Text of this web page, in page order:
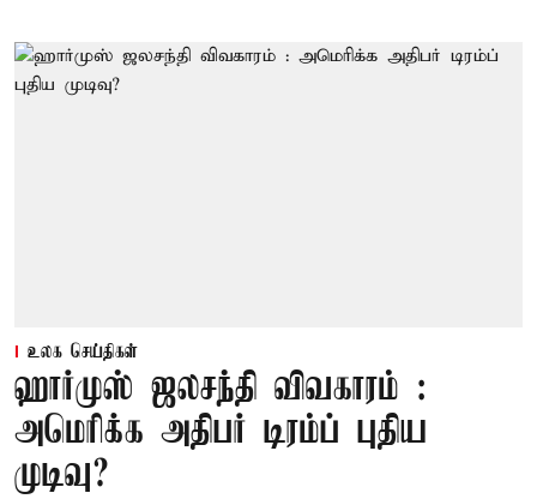
உலக செய்திகள்
ஹார்முஸ் ஜலசந்தி விவகாரம் :
அமெரிக்க அதிபர் டிரம்ப் புதிய
முடிவு?